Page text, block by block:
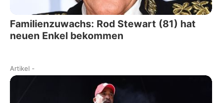
Familienzuwachs: Rod Stewart (81) hat
neuen Enkel bekommen
Artikel -